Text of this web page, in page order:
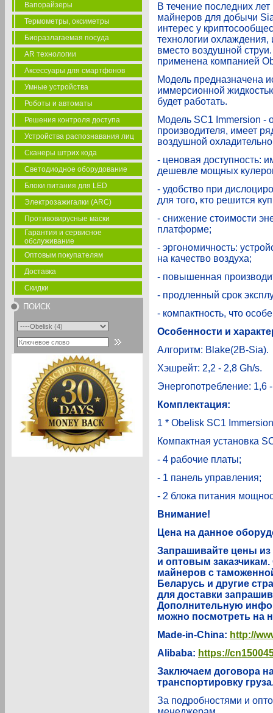
Вапорайзеры
Термометры, оксиметры
Биоразлагаемая посуда
AR технологии
Аксессуары для смартфонов
Умные устройства
Роботы и автоматы
Решения контроля доступа
Устройства распознавания лиц
Сканеры штрих кода
Светодиодное оборудование
Блоки питания для LED
Электрозажигалки (ARC)
Противовирусные маски
Гарантия и сервисное
обслуживание
Оптовым покупателям
Доставка
Скидки
ПОИСК
В течение последних
майнеров для добычи
интерес у
технологии
вместо воздушной
применена компанией
Модель предназначена
иммерсионной
будет работать.
Модель SC1 Immersion -
производителя, имеет
воздушной
- ценовая доступность:
дешевле мощных
- удобство при
для того, кто решится
- снижение стоимости
платформе;
- эргономичность:
на качество воздуха;
- повышенная
- продленный срок
- компактность, что
Особенности и
Алгоритм: Blake(2B-Sia).
Хэшрейт: 2,2 - 2,8 Gh/s.
Энергопотребление: 1,6
Комплектация:
1 * Obelisk SC1
Компактная установка
- 4 рабочие платы;
- 1 панель управления;
- 2 блока питания
Внимание!
Цена на данное
Запрашивайте цены из
и оптовым
майнеров с
Беларусь и другие
для доставки
Дополнительную
можно посмотреть на
Made-in-China: http://
Alibaba: https://
Заключаем договора
транспортировку
За подробностями и